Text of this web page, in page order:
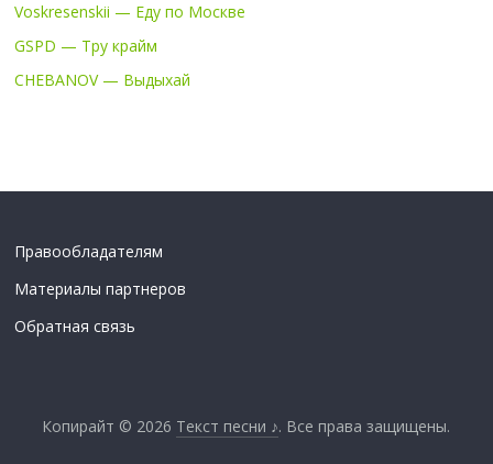
Voskresenskii — Еду по Москве
GSPD — Тру крайм
CHEBANOV — Выдыхай
Правообладателям
Материалы партнеров
Обратная связь
Копирайт © 2026 Текст песни ♪. Все права защищены.